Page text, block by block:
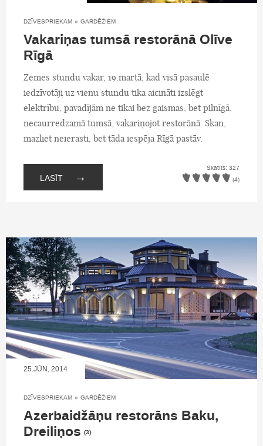
DZĪVESPRIEKAM » GARDĒŽIEM
Vakariņas tumsā restorānā Olīve
Rīgā
Zemes stundu vakar, 19.martā, kad visā pasaulē
iedzīvotāji uz vienu stundu tika aicināti izslēgt
elektrību, pavadījām ne tikai bez gaismas, bet pilnīgā,
necaurredzamā tumsā, vakariņojot restorānā. Skan,
mazliet neierasti, bet tāda iespēja Rīgā pastāv.
LASĪT →
Skatīts: 327
(4)
25.JŪN, 2014
DZĪVESPRIEKAM » GARDĒŽIEM
Azerbaidžāņu restorāns Baku,
Dreiliņos (3)